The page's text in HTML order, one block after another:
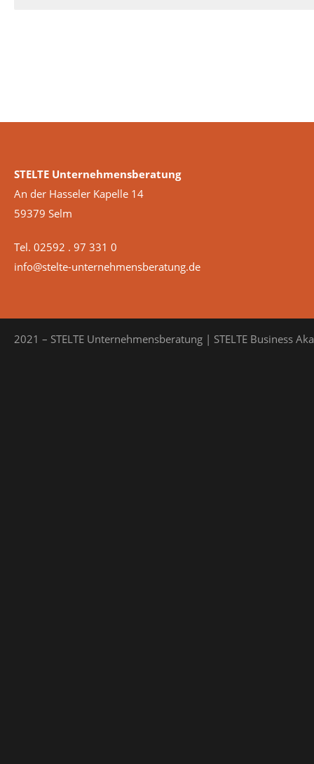
STELTE Unternehmensberatung
An der Hasseler Kapelle 14
59379 Selm
Tel. 02592 . 97 331 0
info@stelte-unternehmensberatung.de
2021 – STELTE Unternehmensberatung | STELTE Business